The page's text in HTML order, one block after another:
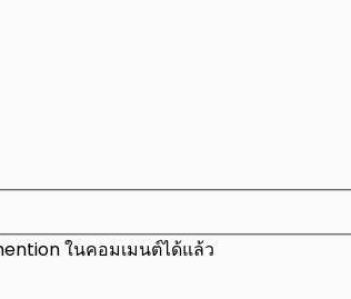
ในคอมเมนต์ได้แล้ว